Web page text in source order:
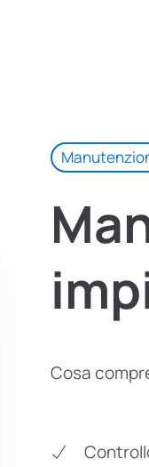
Cosa